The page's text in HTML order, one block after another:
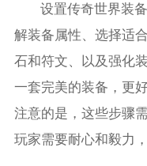
设置传奇世界装
解装备属性、选择适
石和符文、以及强化
一套完美的装备，更
注意的是，这些步骤
玩家需要耐心和毅力